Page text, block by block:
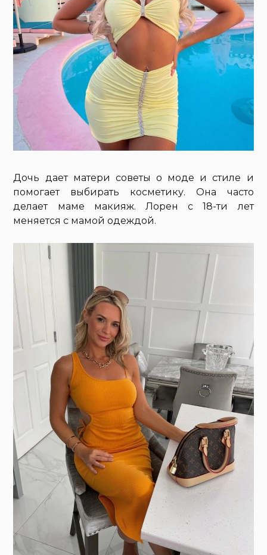
Дочь дает матери советы о моде и стиле и
помогает выбирать косметику. Она часто
делает маме макияж. Лорен с 18-ти лет
меняется с мамой одеждой.